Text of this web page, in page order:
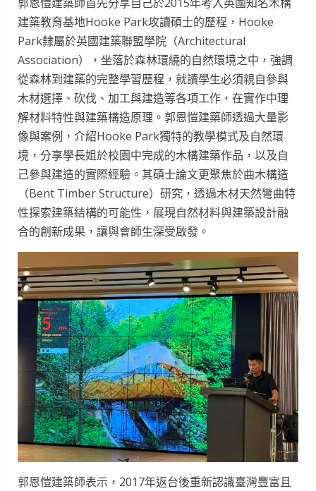
建築教育基地Hooke Park攻讀碩士的歷程，Hooke
Park隸屬於英國建築聯盟學院（Architectural
Association），坐落於森林環繞的自然環境之中，強調
從森林到建築的完整學習歷程，就讀學生必須親自參與
木材選擇、砍伐、加工與建造等各項工作，在實作中理
解材料特性與建築構造原理。郭恩愷建築師透過大量影
像與案例，介紹Hooke Park獨特的教學模式及自然環
境，分享學長姐於校園中完成的木構建築作品，以及自
己參與建造的實際經驗。其碩士論文更聚焦於曲木構造
（Bent Timber Structure）研究，透過木材天然彎曲特
性探索建築結構的可能性，展現自然材料與建築設計融
合的創新成果，讓與會師生深受啟發。
郭恩愷建築師表示，2017年返台後重新認識臺灣豐富且